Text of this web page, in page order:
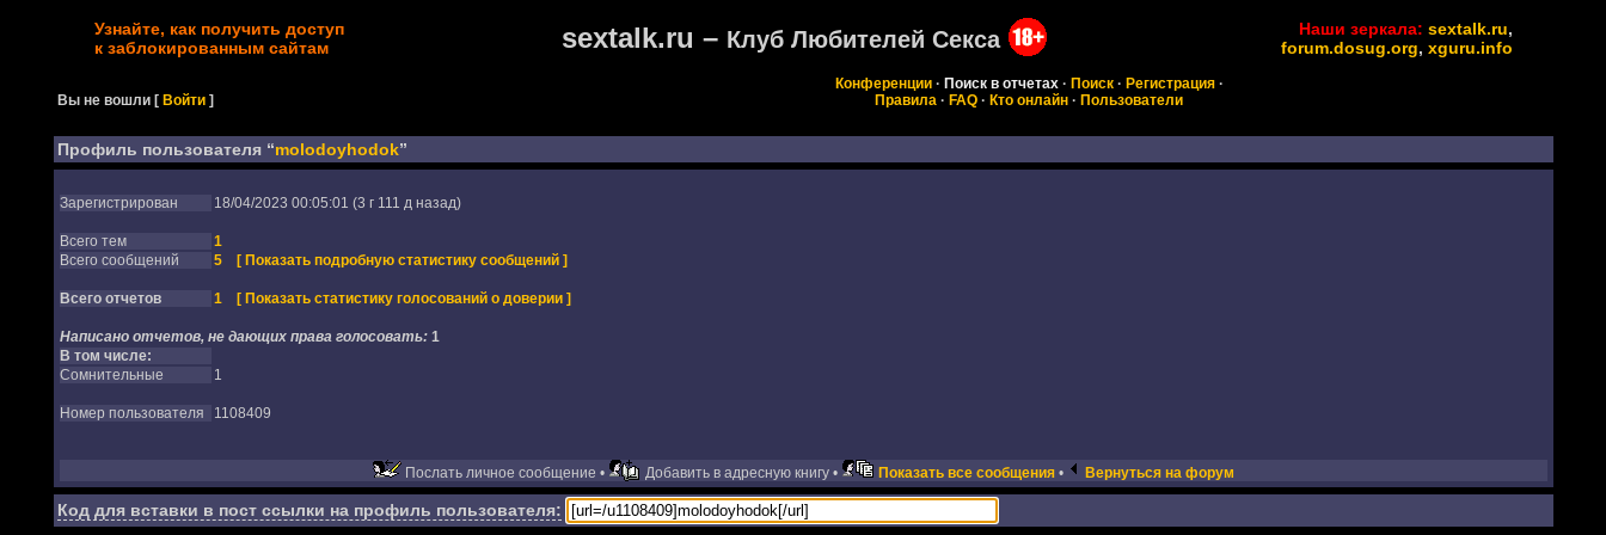
Узнайте, как получить доступ
к заблокированным сайтам
sextalk.ru – Клуб Любителей Секса Наши зеркала: sextalk.ru,
forum.dosug.org, xguru.info
Вы не вошли [Войти ]
Конференции· Поиск в отчетах· Поиск· Регистрация·
Правила · FAQ · Кто онлайн · Пользователи
Профиль пользователя “molodoyhodok”
Зарегистрирован 18/04/2023 00:05:01 (3 г 111 д назад)
Всего тем
1
Всего сообщений
5 [ Показать подробную статистику сообщений ]
Всего отчетов 1 [ Показать статистику голосований о доверии ]
Написано отчетов, не дающих права голосовать: 1
В том числе:
Сомнительные
1
Номер пользователя 1108409
Послать личное сообщение • Добавить в адресную книгу • Показать все сообщения• Вернуться на форум
Код для вставки в пост ссылки на профиль пользователя: